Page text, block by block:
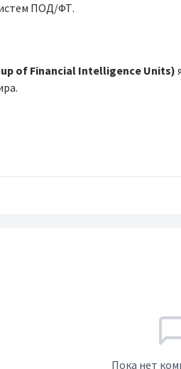
ПОД/ФТ.
of Financial Intelligence Units)
Пока нет